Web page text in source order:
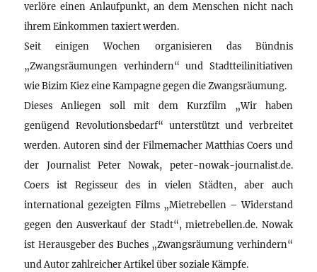
verlöre einen Anlaufpunkt, an dem Menschen nicht nach
ihrem Einkommen taxiert werden.
Seit einigen Wochen organisieren das Bündnis
„Zwangsräumungen verhindern“ und Stadtteilinitiativen
wie Bizim Kiez eine Kampagne gegen die Zwangsräumung.
Dieses Anliegen soll mit dem Kurzfilm „Wir haben
genügend Revolutionsbedarf“ unterstützt und verbreitet
werden. Autoren sind der Filmemacher Matthias Coers und
der Journalist Peter Nowak, peter-nowak-journalist.de.
Coers ist Regisseur des in vielen Städten, aber auch
international gezeigten Films „Mietrebellen – Widerstand
gegen den Ausverkauf der Stadt“, mietrebellen.de. Nowak
ist Herausgeber des Buches „Zwangsräumung verhindern“
und Autor zahlreicher Artikel über soziale Kämpfe.